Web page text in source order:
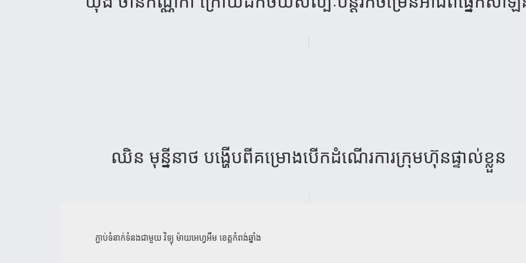
ឈិន មុន្នីនាថ បង្ហើប​ពី​​គម្រោង​​បើក​ដំណើរ​ការ​​ក្រុមហ៊ុន​ផ្ទាល់​​ខ្លួន​
ភ្ជាប់ទំនាក់ទំនងជាមួយវិទ្យុ ម៉ាយអេហ្វអឹម ខេត្តកំពង់ឆ្នាំង